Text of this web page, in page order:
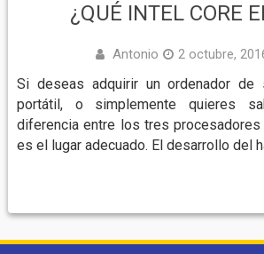
¿QUÉ INTEL CORE
Antonio 2 octubre,
Si deseas adquirir un ordenador de
portátil, o simplemente quieres
diferencia entre los tres
es el lugar adecuado. El desarrollo del